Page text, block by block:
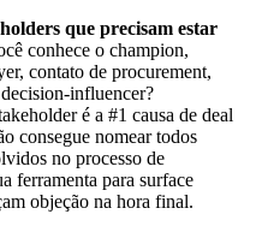
que precisam estar
conhece o champion,
contato de procurement,
influencer?
é a #1 causa de deal
consegue nomear todos
no processo de
ferramenta para surface
objeção na hora final.